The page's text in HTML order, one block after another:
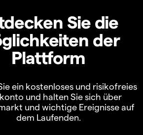
Sie die
der
Plattform
ein kostenloses und risikofreies
und halten Sie sich über
und wichtige Ereignisse auf
dem Laufenden.